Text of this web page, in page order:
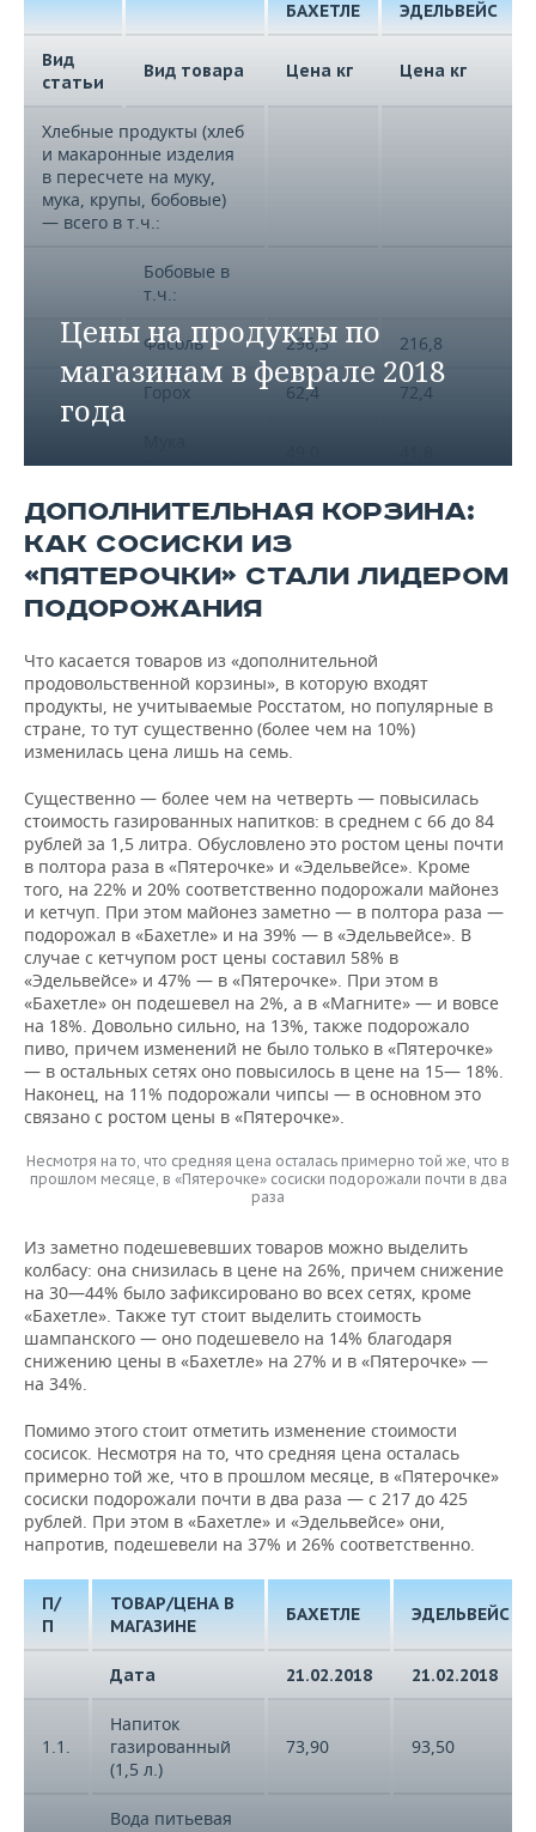
Цены на продукты по
магазинам в феврале 2018
года
БАХЕТЛЕ ЭДЕЛЬВЕЙС
Вид
статьи
Вид товара Цена кг Цена кг
Хлебные продукты (хлеб
и макаронные изделия
в пересчете на муку,
мука, крупы, бобовые)
— всего в т.ч.:
Бобовые в
т.ч.:
Фасоль 296,3 216,8
Горох 62,4 72,4
пшеничная
Рис 163,8 162,3
Крупа
гречневая
174,8 108,6
пшеничный
«Батон
нарезной»
78,0
ДОПОЛНИТЕЛЬНАЯ КОРЗИНА:
КАК СОСИСКИ ИЗ
«ПЯТЕРОЧКИ» СТАЛИ ЛИДЕРОМ
ПОДОРОЖАНИЯ
Что касается товаров из «дополнительной
продовольственной корзины», в которую входят
продукты, не учитываемые Росстатом, но популярные в
стране, то тут существенно (более чем на 10%)
изменилась цена лишь на семь.
Существенно — более чем на четверть — повысилась
стоимость газированных напитков: в среднем с 66 до 84
рублей за 1,5 литра. Обусловлено это ростом цены почти
в полтора раза в «Пятерочке» и «Эдельвейсе». Кроме
того, на 22% и 20% соответственно подорожали майонез
и кетчуп. При этом майонез заметно — в полтора раза —
подорожал в «Бахетле» и на 39% — в «Эдельвейсе». В
случае с кетчупом рост цены составил 58% в
«Эдельвейсе» и 47% — в «Пятерочке». При этом в
«Бахетле» он подешевел на 2%, а в «Магните» — и вовсе
на 18%. Довольно сильно, на 13%, также подорожало
пиво, причем изменений не было только в «Пятерочке»
— в остальных сетях оно повысилось в цене на 15— 18%.
Наконец, на 11% подорожали чипсы — в основном это
связано с ростом цены в «Пятерочке».
Несмотря на то, что средняя цена осталась примерно той же, что в
прошлом месяце, в «Пятерочке» сосиски подорожали почти в два
раза
Из заметно подешевевших товаров можно выделить
колбасу: она снизилась в цене на 26%, причем снижение
на 30—44% было зафиксировано во всех сетях, кроме
«Бахетле». Также тут стоит выделить стоимость
шампанского — оно подешевело на 14% благодаря
снижению цены в «Бахетле» на 27% и в «Пятерочке» —
на 34%.
Помимо этого стоит отметить изменение стоимости
сосисок. Несмотря на то, что средняя цена осталась
примерно той же, что в прошлом месяце, в «Пятерочке»
сосиски подорожали почти в два раза — с 217 до 425
рублей. При этом в «Бахетле» и «Эдельвейсе» они,
напротив, подешевели на 37% и 26% соответственно.
П/
П
ТОВАР/ЦЕНА В
МАГАЗИНЕ
БАХЕТЛЕ ЭДЕЛЬВЕЙС
Дата 21.02.2018 21.02.2018
1.1.
Напиток
газированный
(1,5 л.)
73,90 93,50
Вода питьевая